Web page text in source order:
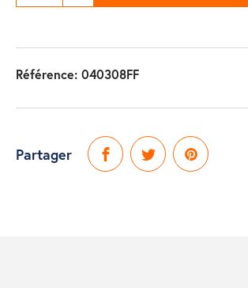
Référence: 040308FF
Partager